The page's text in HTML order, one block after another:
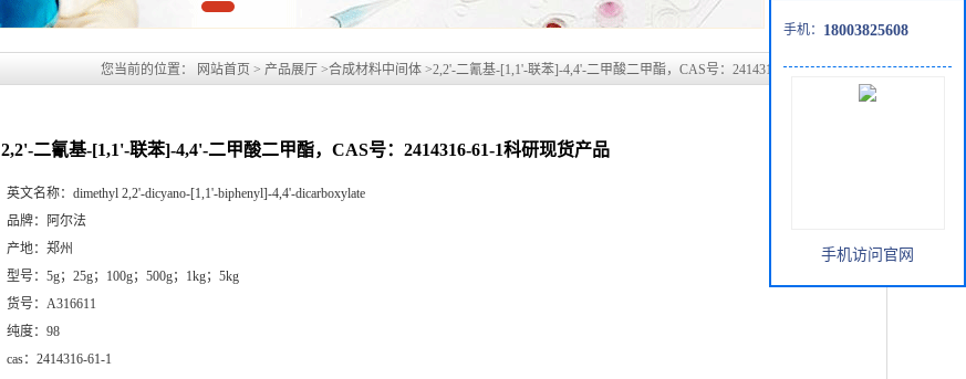
您当前的位置： 网站首页 > 产品展厅 >合成材料中间体 >2,2'-二氰基-[1,1'-联苯]-4,4'-二甲酸二甲酯，CAS号：2414316-61-1科研现货产
2,2'-二氰基-[1,1'-联苯]-4,4'-二甲酸二甲酯，CAS号：2414316-61-1科研现货产品
英文名称： dimethyl 2,2'-dicyano-[1,1'-biphenyl]-4,4'-dicarboxylate
品牌：
阿尔法
产地： 郑州
型号： 5g；25g；100g；500g；1kg；5kg
货号： A316611
纯度： 98
cas： 2414316-61-1
手机： 18003825608
手机访问官网